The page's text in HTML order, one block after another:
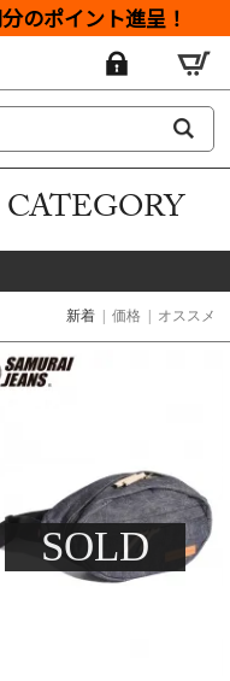
のポイント進呈！
CATEGORY
新着 価格 オススメ
SOLD